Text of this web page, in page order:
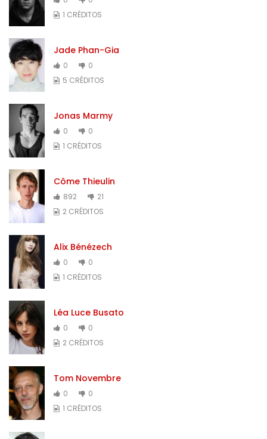
1 CRÉDITOS
Jade Phan-Gia
0
0
5 CRÉDITOS
Jonas Marmy
0
0
1 CRÉDITOS
Côme Thieulin
892
21
2 CRÉDITOS
Alix Bénézech
0
0
1 CRÉDITOS
Léa Luce Busato
0
0
2 CRÉDITOS
Tom Novembre
0
0
1 CRÉDITOS